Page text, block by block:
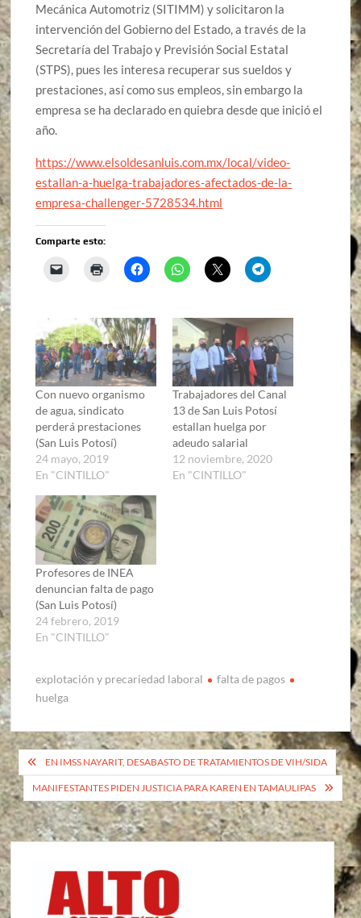
Mecánica Automotriz (SITIMM) y solicitaron la
intervención del Gobierno del Estado, a través de la
Secretaría del Trabajo y Previsión Social Estatal
(STPS), pues les interesa recuperar sus sueldos y
prestaciones, así como sus empleos, sin embargo la
empresa se ha declarado en quiebra desde que inició el
año.
https://www.elsoldesanluis.com.mx/local/video-
estallan-a-huelga-trabajadores-afectados-de-la-
empresa-challenger-5728534.html
Comparte esto:
Con nuevo organismo
de agua, sindicato
perderá prestaciones
(San Luis Potosí)
24 mayo, 2019
En "CINTILLO"
Trabajadores del Canal
13 de San Luis Potosí
estallan huelga por
adeudo salarial
12 noviembre, 2020
En "CINTILLO"
Profesores de INEA
denuncian falta de pago
(San Luis Potosí)
24 febrero, 2019
En "CINTILLO"
explotación y precariedad laboral
falta de pagos
huelga
Navegación
de
entradas
EN IMSS NAYARIT, DESABASTO DE TRATAMIENTOS DE VIH/SIDA
MANIFESTANTES PIDEN JUSTICIA PARA KAREN EN TAMAULIPAS